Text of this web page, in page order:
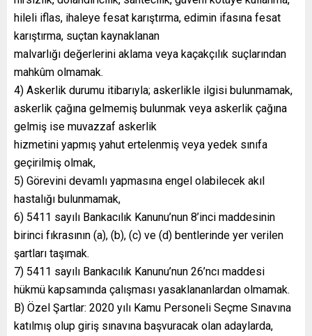
hileli iflas, ihaleye fesat karıştırma, edimin ifasına fesat
karıştırma, suçtan kaynaklanan
malvarlığı değerlerini aklama veya kaçakçılık suçlarından
mahkûm olmamak.
4) Askerlik durumu itibarıyla; askerlikle ilgisi bulunmamak,
askerlik çağına gelmemiş bulunmak veya askerlik çağına
gelmiş ise muvazzaf askerlik
hizmetini yapmış yahut ertelenmiş veya yedek sınıfa
geçirilmiş olmak,
5) Görevini devamlı yapmasına engel olabilecek akıl
hastalığı bulunmamak,
6) 5411 sayılı Bankacılık Kanunu’nun 8’inci maddesinin
birinci fıkrasının (a), (b), (c) ve (d) bentlerinde yer verilen
şartları taşımak.
7) 5411 sayılı Bankacılık Kanunu’nun 26’ncı maddesi
hükmü kapsamında çalışması yasaklananlardan olmamak.
B) Özel Şartlar: 2020 yılı Kamu Personeli Seçme Sınavına
katılmış olup giriş sınavına başvuracak olan adaylarda,